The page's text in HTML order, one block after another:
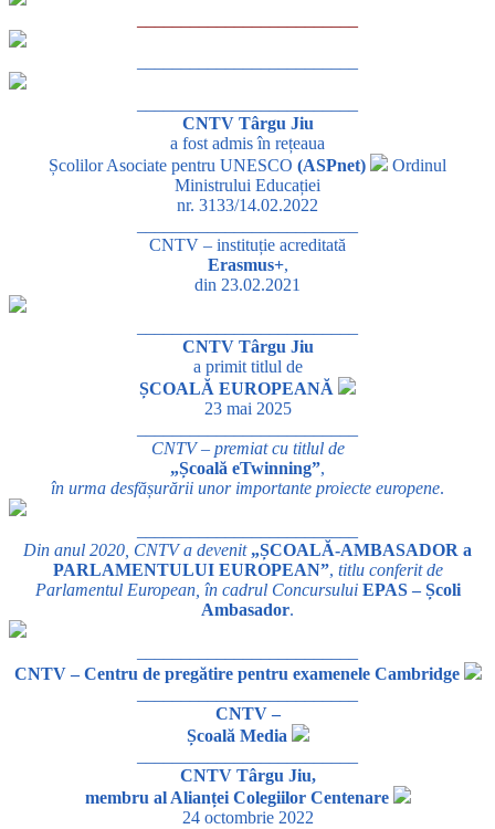
CNTV Târgu Jiu
a fost admis în rețeaua
Școlilor Asociate pentru UNESCO (ASPnet)
Ordinul
Ministrului Educației
nr. 3133/14.02.2022
CNTV – instituție acreditată
Erasmus+,
din 23.02.2021
CNTV Târgu Jiu
a primit titlul de
ȘCOALĂ EUROPEANĂ
23 mai 2025
CNTV – premiat cu titlul de
„Școală eTwinning”,
în urma desfășurării unor importante proiecte europene.
Din anul 2020, CNTV a devenit „ȘCOALĂ-AMBASADOR a
PARLAMENTULUI EUROPEAN”, titlu conferit de
Parlamentul European, în cadrul Concursului EPAS – Școli
Ambasador.
CNTV – Centru de pregătire pentru examenele Cambridge
CNTV –
Școală Media
CNTV Târgu Jiu,
membru al Alianței Colegiilor Centenare
24 octombrie 2022